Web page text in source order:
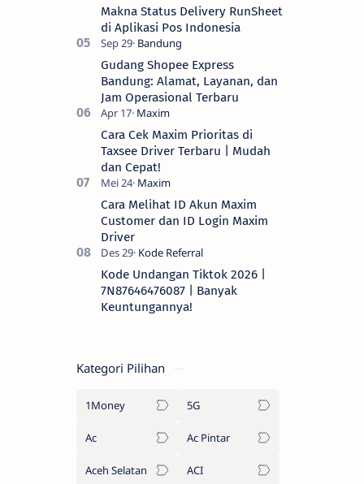
Makna Status Delivery RunSheet
di Aplikasi Pos Indonesia
Gudang Shopee Express
Bandung: Alamat, Layanan, dan
Jam Operasional Terbaru
Cara Cek Maxim Prioritas di
Taxsee Driver Terbaru | Mudah
dan Cepat!
Cara Melihat ID Akun Maxim
Customer dan ID Login Maxim
Driver
Kode Undangan Tiktok 2026 |
7N87646476087 | Banyak
Keuntungannya!
Kategori Pilihan
1Money 5G
Ac Ac Pintar
Aceh Selatan ACI